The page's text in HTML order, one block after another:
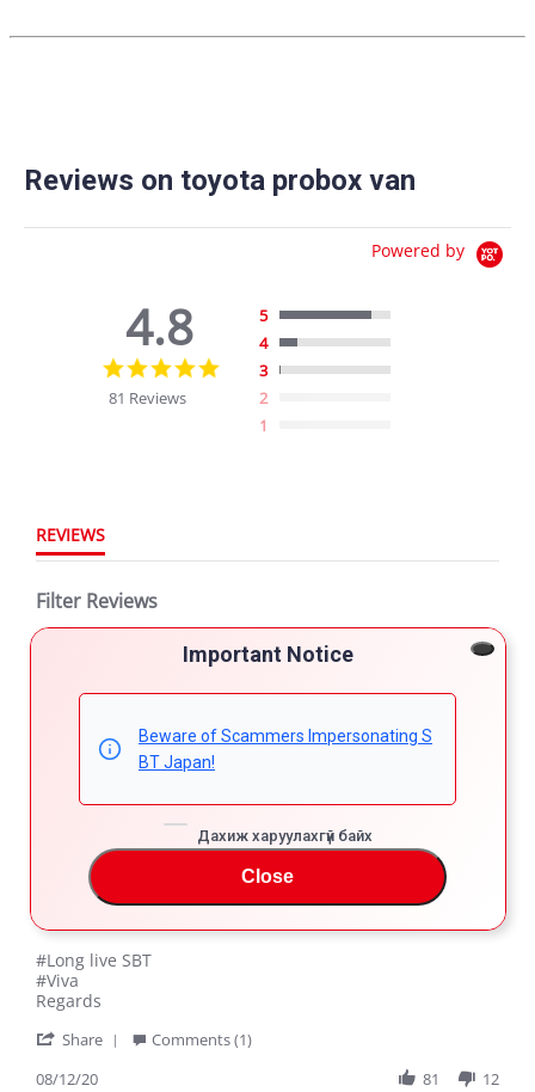
Important Notice
Beware of Scammers Impersonating S
BT Japan!
Дахиж харуулахгүй байх
Close
Reviews on toyota probox van
Powered by
4.8
rating
81 Reviews
5
4
3
2
1
REVIEWS
Filter Reviews
81 Reviews
EPHANTUS K. Verified Buyer
5.0
star
rating
TOYOTA PROBOX
by
EPHANTUS
K.
on
12
2020
stating
TOYOTA
PROBOX
The car is just amazing. Long live SBT. I will trade with
SBT because of their quality and speedy services.
#Long live SBT
#Viva
Regards
Share
Comments (1)
08/12/20
81 12